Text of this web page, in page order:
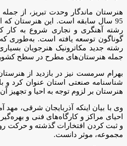
هنرستان ماندگار وحدت تبریز، از
95 سال سابقه است. این هنرستان
رشته آهنگری و نجاری شروع به کار
گوناگون توسعه‌ یافته است. به‌طوری
رشته جدید مکاترونیک هنرجویان
جمله هنرستان‌های مطرح در سطح
بهرام سرمست نیز در بازدید از
شناسنامه صنعتی استان عنوان کرد و
هنرستان بر لزوم توجه به احیا و تجهیز آن
وی با بیان اینکه آذربایجان شرقی،
احیای مراکز و کارگاه‌های فنی و
و ثبت کردن افتخارات گذشته و حرکت
مجموعه، موثر دانست.